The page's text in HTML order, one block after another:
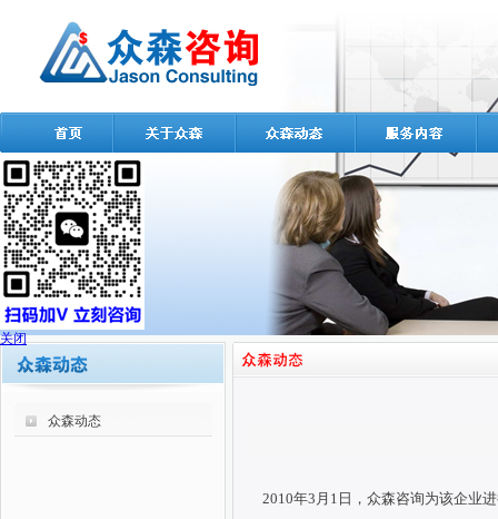
众森动态
2010年3月1日，众森咨询为该企业
关闭